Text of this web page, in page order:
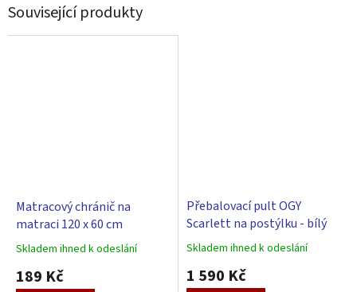
Související produkty
Matracový chránič na
matraci 120 x 60 cm
Průměrné
hodnocení
produktu
Skladem ihned k odeslání
189 Kč
Přebalovací pult OGY
Scarlett na postýlku - bílý
Průměrné
produktu
Skladem ihned k odeslání
1 590 Kč